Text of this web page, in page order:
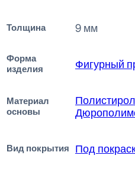
Толщина 9 мм
Форма
изделия
Фигурный
Материал
основы
Полистирол
Вид покрытия Под